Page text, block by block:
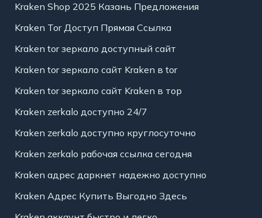
Kraken Shop 2025 Казань Предложения
Kraken Tor Доступ Прямая Ссылка
Kraken tor зеркало доступный сайт
Kraken tor зеркало сайт Kraken в tor
Kraken tor зеркало сайт Kraken в тор
Kraken zerkalo доступно 24/7
Kraken zerkalo доступно круглосуточно
Kraken zerkalo рабочая ссылка сегодня
Kraken адрес даркнет надежно доступно
Kraken Адрес Купить Выгодно Здесь